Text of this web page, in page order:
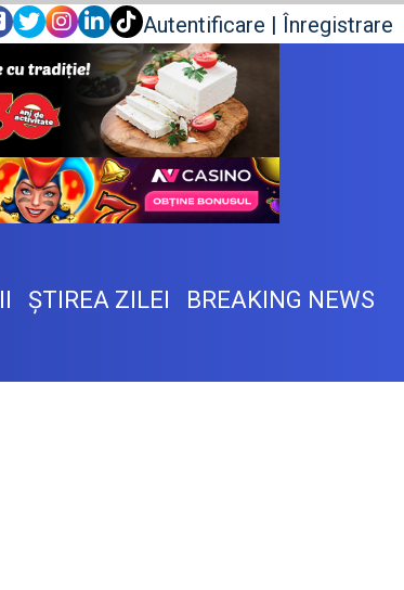
Autentificare | Înregistrare
ŞTIREA ZILEI BREAKING NEWS